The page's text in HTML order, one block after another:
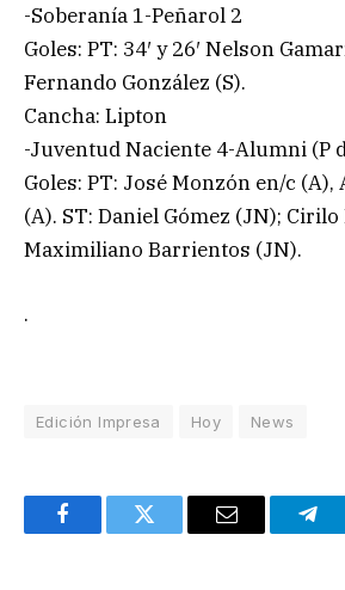
-Soberanía 1-Peñarol 2
Goles: PT: 34′ y 26′ Nelson
Fernando González (S).
Cancha: Lipton
-Juventud Naciente 4-Alumni (P
Goles: PT: José Monzón en/c
(A). ST: Daniel Gómez (JN);
Maximiliano Barrientos (JN).
.
Edición Impresa Hoy News
FacebookTwitter Email